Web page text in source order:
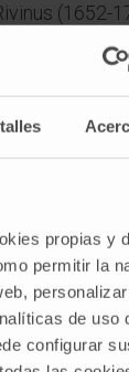
propias y
permitir la
de uso
configurar
(1652-
Además
de la
en el estudio
la
la
produce?